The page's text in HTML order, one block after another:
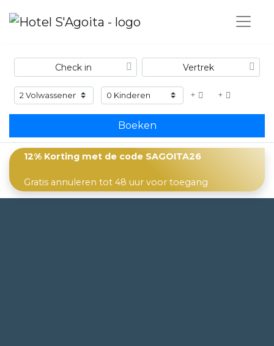
+ +
Boeken
12% Korting met de code SAGOITA26
Gratis annuleren tot 48 uur voor toegang